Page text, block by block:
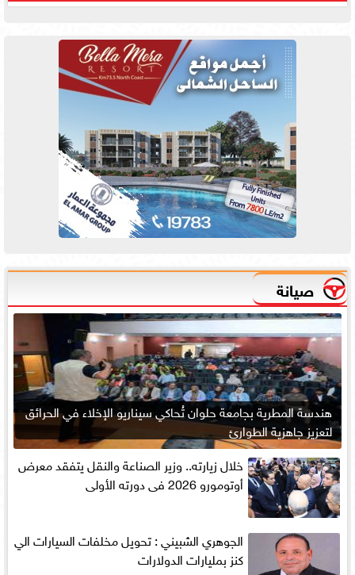
صيانة
هندسة المطرية بجامعة حلوان تُحاكي سيناريو الإخلاء في الحرائق
لتعزيز جاهزية الطوارئ
خلال زيارته.. وزير الصناعة والنقل يتفقد معرض
أوتومورو 2026 فى دورته الأولى
الجوهري الشبيني : تحويل مخلفات السيارات الي
كنز بمليارات الدولارات